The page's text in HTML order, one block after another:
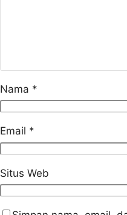
Nama *
Email *
Situs Web